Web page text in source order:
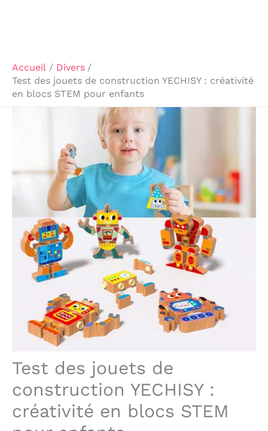
Accueil
Divers
Test des jouets de construction YECHISY : créativité
en blocs STEM pour enfants
Test des jouets de
construction YECHISY :
créativité en blocs STEM